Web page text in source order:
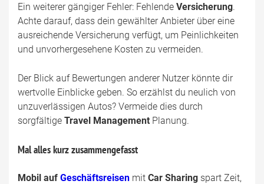
Ein weiterer gängiger Fehler: Fehlende Versicherung.
Achte darauf, dass dein gewählter Anbieter über eine
ausreichende Versicherung verfügt, um Peinlichkeiten
und unvorhergesehene Kosten zu vermeiden.
Der Blick auf Bewertungen anderer Nutzer könnte dir
wertvolle Einblicke geben. So erzählst du neulich von
unzuverlässigen Autos? Vermeide dies durch
sorgfältige Travel Management Planung.
Mal alles kurz zusammengefasst
Mobil auf Geschäftsreisen mit Car Sharing spart Zeit,